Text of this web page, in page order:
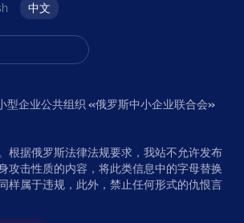
中文
型企业公共组织 «俄罗斯中小企业联合会»
根据俄罗斯法律法规要求，我站不允许发布
攻击性质的内容，将此类信息中的字母替换
样属于违规，此外，禁止任何形式的仇恨言